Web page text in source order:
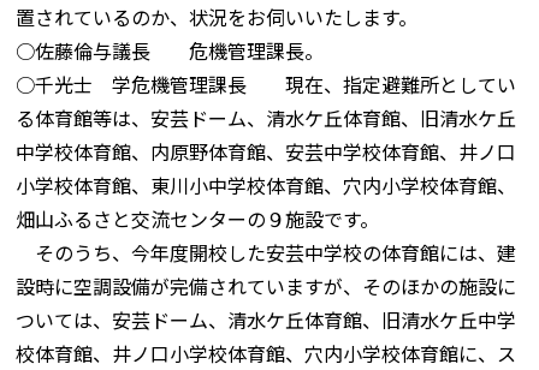
置されているのか、状況をお伺いいたします。
○佐藤倫与議長 危機管理課長。
○千光士 学危機管理課長 現在、指定避難所としてい
る体育館等は、安芸ドーム、清水ケ丘体育館、旧清水ケ丘
中学校体育館、内原野体育館、安芸中学校体育館、井ノ口
小学校体育館、東川小中学校体育館、穴内小学校体育館、
畑山ふるさと交流センターの９施設です。
そのうち、今年度開校した安芸中学校の体育館には、建
設時に空調設備が完備されていますが、そのほかの施設に
ついては、安芸ドーム、清水ケ丘体育館、旧清水ケ丘中学
校体育館、井ノ口小学校体育館、穴内小学校体育館に、ス